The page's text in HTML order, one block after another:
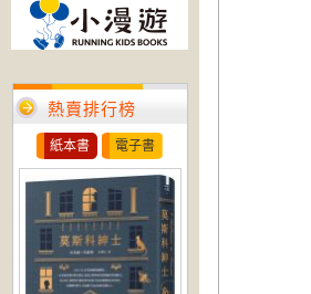
熱賣排行榜
紙本書 電子書